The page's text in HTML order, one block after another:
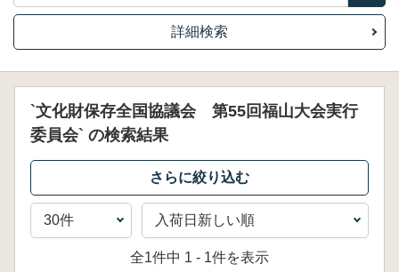
詳細検索
`文化財保存全国協議会 第55回福山大会実行
委員会` の検索結果
全1件中 1 - 1件を表示